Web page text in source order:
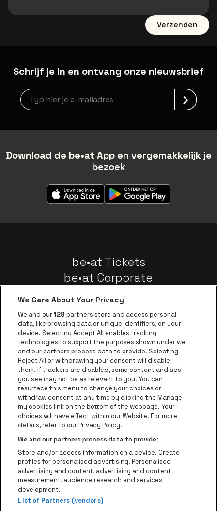
Verzenden
Schrijf je in en ontvang onze nieuwsbrief
newsLetterLabel
Download de be•at App en vergemakkelijk je
bezoek
be•at Tickets
be•at Corporate
Nieuws
Instagram
Facebook
Threads
TiktokYoutube
Ga naar de website van AFAS Software logo
Ga naar de website van Lotto
Ga naar de
Ga naar de website van Trixxo
Ga naar de
Ga naar de website van Coca-Cola
Ga naar de website van
Ga naar de
Ga naar de website van
Ga naar de website
be•at Business is een deel vanbe•at
Be-At Venues
Schijnpoortweg 119, 2170 Antwerpen
BTW (BE) 0461.051.688 - RPR Antwerpen
BNP Paribas Fortis - IBAN: BE93 2200 4925 0067 - BIC:
GEBABEBB
We Care About Your Privacy
We and our128 partners store and access personal
data, like browsing data or unique identifiers, on your
device. Selecting Accept All enables tracking
technologies to support the purposes shown under we
and our partners process data to provide. Selecting
Reject All or withdrawing your consent will disable
them. If trackers are disabled, some content and ads
you see may not be as relevant to you. You can
resurface this menu to change your choices or
withdraw consent at any time by clicking the Manage
my cookies link on the bottom of the webpage. Your
choices will have effect within our Website. For more
details, refer to our Privacy Policy.
We and our partners process data to provide:
Store and/or access information on a device. Create
profiles for personalised advertising. Personalised
advertising and content, advertising and content
measurement, audience research and services
development.
List of Partners (vendors)